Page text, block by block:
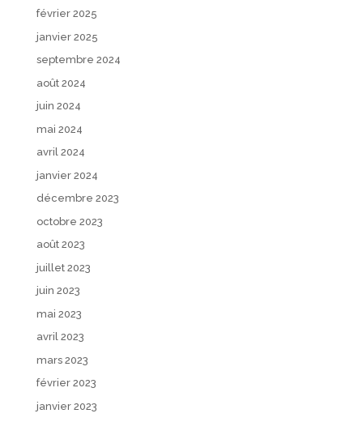
février 2025
janvier 2025
septembre 2024
août 2024
juin 2024
mai 2024
avril 2024
janvier 2024
décembre 2023
octobre 2023
août 2023
juillet 2023
juin 2023
mai 2023
avril 2023
mars 2023
février 2023
janvier 2023